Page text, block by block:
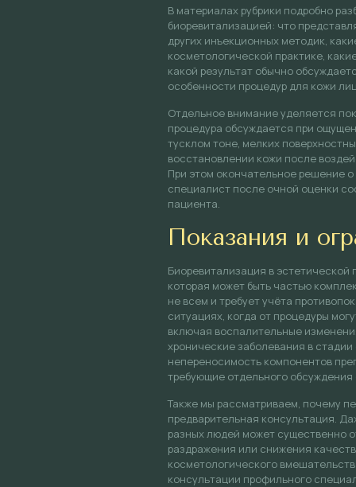
В материалах рубрики подробно
биоревитализацией: что
других инъекционных методик,
косметологической практике,
какой результат обычно
особенности процедур для кожи
Отдельное внимание уделяется
процедура обсуждается при
тусклом тоне, мелких
восстановлении кожи после
При этом окончательное решение
специалист после очной оценки
пациента.
Показания и
Биоревитализация в эстетической
которая может быть частью
не всем и требует учёта
ситуациях, когда от процедуры
включая воспалительные
хронические заболевания в
непереносимость компонентов
требующие отдельного обсуждения
Также мы рассматриваем, почему
предварительная консультация.
разных людей может существенно
раздражения или снижения
косметологического
консультации профильного